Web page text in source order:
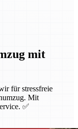
mit
für stressfreie
Mit
✅